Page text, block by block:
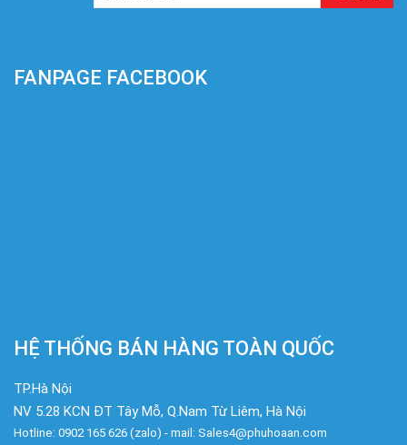
FANPAGE FACEBOOK
HỆ THỐNG BÁN HÀNG TOÀN QUỐC
TP.Hà Nội
NV 5.28 KCN ĐT Tây Mỗ, Q.Nam Từ Liêm, Hà Nội
Hotline: 0902 165 626 (zalo) - mail: Sales4@phuhoaan.com